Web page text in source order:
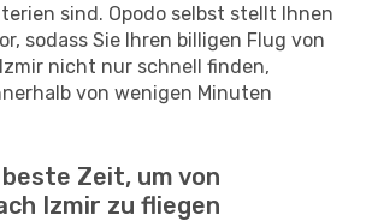
sind. Opodo selbst stellt Ihnen
sodass Sie Ihren billigen Flug von
nicht nur schnell finden,
von wenigen Minuten
Zeit, um von
Izmir zu fliegen